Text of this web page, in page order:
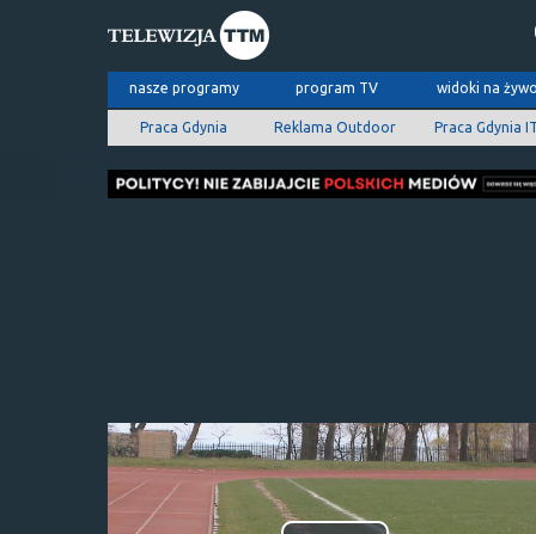
nasze programy program TV widoki na
Praca Gdynia Reklama Outdoor Praca Gdynia